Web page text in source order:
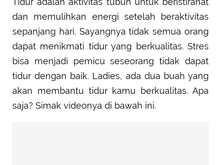
dan memulihkan energi setelah beraktivitas
sepanjang hari. Sayangnya tidak semua orang
dapat menikmati tidur yang berkualitas. Stres
bisa menjadi pemicu seseorang tidak dapat
tidur dengan baik. Ladies, ada dua buah yang
akan membantu tidur kamu berkualitas. Apa
saja? Simak videonya di bawah ini.